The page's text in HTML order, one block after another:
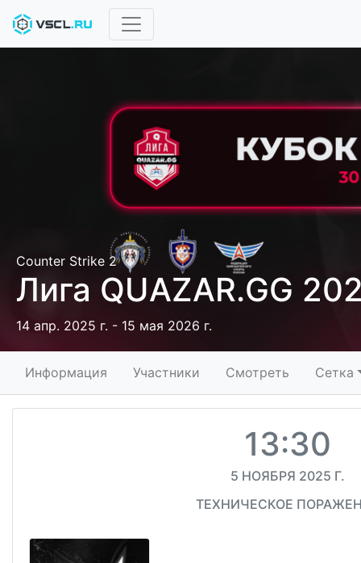
Counter Strike 2
Лига QUAZAR.GG
14 апр. 2025 г. - 15 мая 2026 г.
Информация Участники Смотреть Сетка
13:30
5 НОЯБРЯ 2025 Г.
ТЕХНИЧЕСКОЕ